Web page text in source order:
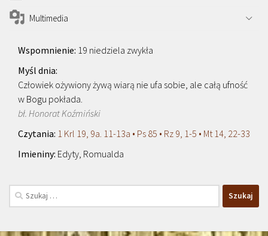
Multimedia
19 niedziela zwykła
Człowiek ożywiony żywą wiarą nie ufa sobie, ale całą ufność
w Bogu pokłada.
bł. Honorat Koźmiński
1 Krl 19, 9a. 11-13a • Ps 85 • Rz 9, 1-5 • Mt 14, 22-33
Edyty, Romualda
Szukaj: